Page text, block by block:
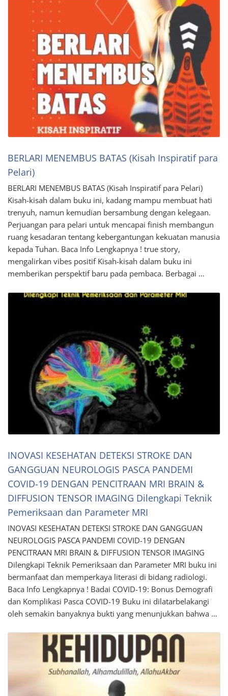
BERLARI MENEMBUS BATAS (Kisah Inspiratif para
Pelari)
BERLARI MENEMBUS BATAS (Kisah Inspiratif para Pelari)
Kisah-kisah dalam buku ini, kadang mampu membuat hati
trenyuh, namun kemudian bersambung dengan kelegaan.
Perjuangan para pelari untuk mencapai finish membangun
ruang kesadaran tentang kebergantungan kekuatan manusia
kepada Tuhan. Baca Info Lengkapnya ! true story,
mengalirkan vibes positif Kisah-kisah dalam buku ini
memberikan perspektif baru pada pembaca. Berbagai …
INOVASI KESEHATAN DETEKSI STROKE DAN
GANGGUAN NEUROLOGIS PASCA PANDEMI
COVID-19 DENGAN PENCITRAAN MRI BRAIN &
DIFFUSION TENSOR IMAGING Dilengkapi Teknik
Pemeriksaan dan Parameter MRI
INOVASI KESEHATAN DETEKSI STROKE DAN GANGGUAN
NEUROLOGIS PASCA PANDEMI COVID-19 DENGAN
PENCITRAAN MRI BRAIN & DIFFUSION TENSOR IMAGING
Dilengkapi Teknik Pemeriksaan dan Parameter MRI buku ini
bermanfaat dan memperkaya literasi di bidang radiologi.
Baca Info Lengkapnya ! Badai COVID-19: Bonus Demografi
dan Komplikasi Pasca COVID-19 Buku ini dilatarbelakangi
oleh semakin banyaknya bukti yang menunjukkan bahwa …